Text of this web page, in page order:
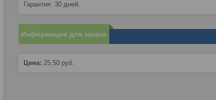
Гарантия: 30 дней.
Информация для заказа
Цена: 25,50 руб.